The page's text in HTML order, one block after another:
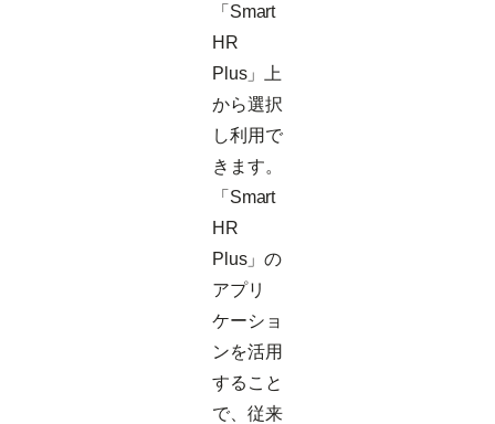
「Smart
HR
Plus」上
から選択
し利用で
きます。
「Smart
HR
Plus」の
アプリ
ケーショ
ンを活用
すること
で、従来